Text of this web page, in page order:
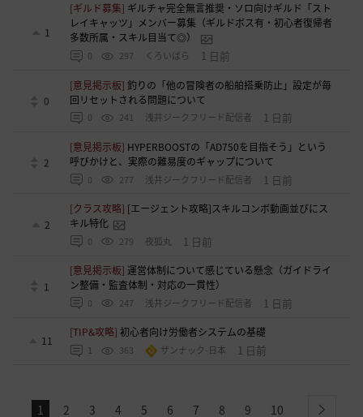
1
[ギルド募集] ギルチャ完全無言推奨・ソロ向けギルド「スト
レイキャッツ」メンバー募集（ギルドボス有・初心者復帰者
多数所属・スキル目当て◎）
0 297 くろいばら 1 日前
0
[意見掲示板]釣りの「他の冒険者の船舶搭乗防止」設定が毎
回リセットされる問題について
0 241 浅井ジークフリード配信者 1 日前
2
[意見掲示板] HYPERBOOSTの「AD750を目指そう」という
呼びかけと、実際の難易度のギャップについて
0 277 浅井ジークフリード配信者 1 日前
2
[クラス攻略] [エージェント攻略]スキルコンボ動画並びにス
キル特化
0 279 夜狐丸 1 日前
1
[意見掲示板]運営体制について感じている懸念（ガイドライ
ン整備・監査体制・対応の一貫性）
0 247 浅井ジークフリード配信者 1 日前
11
[TIP&攻略]初心者向け労働者システムの基礎
1 363 ザンナック-日本 1 日前
1 2 3 4 5 6 7 8 9 10